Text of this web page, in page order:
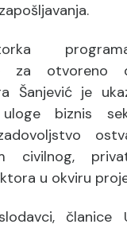
za otvoreno
Šanjević je
uloge biznis
civilnog,
u okviru
članice